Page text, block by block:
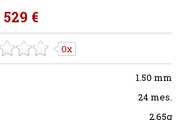
529 €
0x
1.50 mm
24 mes.
2.65g